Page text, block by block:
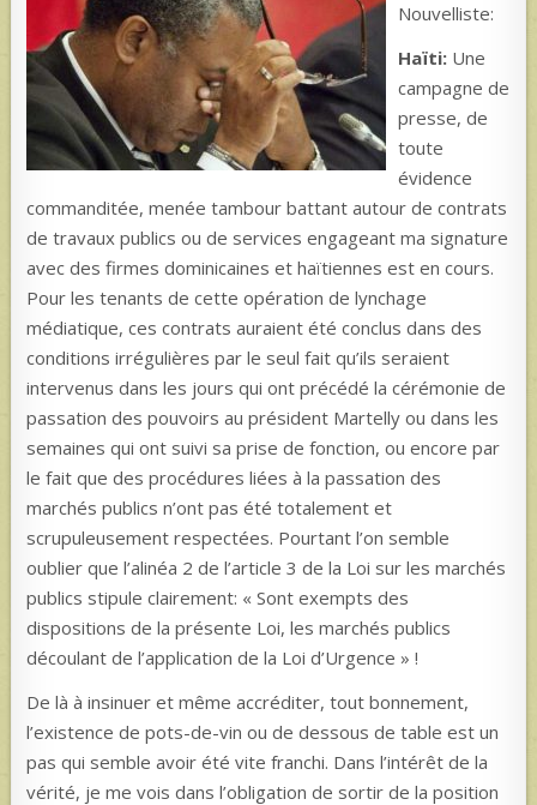
Nouvelliste:
Haïti: Une
campagne de
presse, de
toute
évidence
commanditée, menée tambour battant autour de contrats
de travaux publics ou de services engageant ma signature
avec des firmes dominicaines et haïtiennes est en cours.
Pour les tenants de cette opération de lynchage
médiatique, ces contrats auraient été conclus dans des
conditions irrégulières par le seul fait qu’ils seraient
intervenus dans les jours qui ont précédé la cérémonie de
passation des pouvoirs au président Martelly ou dans les
semaines qui ont suivi sa prise de fonction, ou encore par
le fait que des procédures liées à la passation des
marchés publics n’ont pas été totalement et
scrupuleusement respectées. Pourtant l’on semble
oublier que l’alinéa 2 de l’article 3 de la Loi sur les marchés
publics stipule clairement: « Sont exempts des
dispositions de la présente Loi, les marchés publics
découlant de l’application de la Loi d’Urgence » !
De là à insinuer et même accréditer, tout bonnement,
l’existence de pots-de-vin ou de dessous de table est un
pas qui semble avoir été vite franchi. Dans l’intérêt de la
vérité, je me vois dans l’obligation de sortir de la position